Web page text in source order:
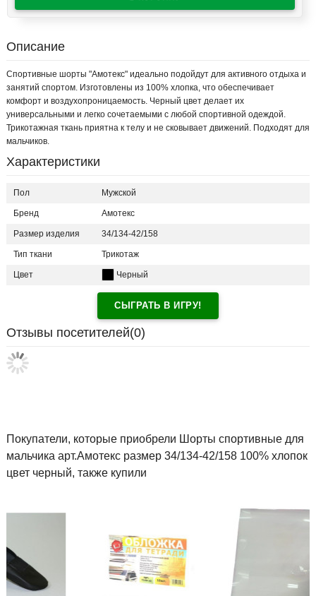
Описание
Спортивные шорты "Амотекс" идеально подойдут для активного отдыха и
занятий спортом. Изготовлены из 100% хлопка, что обеспечивает
комфорт и воздухопроницаемость. Черный цвет делает их
универсальными и легко сочетаемыми с любой спортивной одеждой.
Трикотажная ткань приятна к телу и не сковывает движений. Подходят для
мальчиков.
Характеристики
Пол Мужской
Бренд Амотекс
Размер изделия 34/134-42/158
Тип ткани Трикотаж
Цвет Черный
СЫГРАТЬ В ИГРУ!
Отзывы посетителей(0)
Покупатели, которые приобрели Шорты спортивные для
мальчика арт.Амотекс размер 34/134-42/158 100% хлопок
цвет черный, также купили